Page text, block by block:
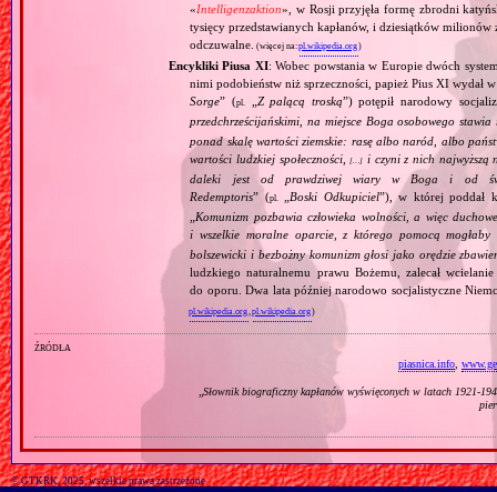
«Intelligenzaktion», w Rosji przyjęła formę zbrodni
tysięcy przedstawianych kapłanów, i dziesiątków
odczuwalne. (więcej na:pl.wikipedia.org)
Encykliki Piusa XI: Wobec powstania w Europie dwóch
nimi podobieństw niż sprzeczności, papież Pius XI
Sorge” (pl. Z palącą troską”) potępił narodowy
przedchrześcijańskimi, na miejsce Boga osobowego
ponad skalę wartości ziemskie: rasę albo naród, albo
wartości ludzkiej społeczności,[…] i czyni z nich najwyższą
daleki jest od prawdziwej wiary w Boga i od
Redemptoris” (pl. Boski Odkupiciel”), w której poddał
Komunizm pozbawia człowieka wolności, a więc
i wszelkie moralne oparcie, z którego pomocą
bolszewicki i bezbożny komunizm głosi jako orędzie
ludzkiego naturalnemu prawu Bożemu, zalecał
do oporu. Dwa lata później narodowo socjalistyczne
pl.wikipedia.org,pl.wikipedia.org)
źródła
piasnica.info
Słownik biograficzny kapłanów wyświęconych w latach
© GTKRK, 2025, wszelkie prawa zastrzeżone